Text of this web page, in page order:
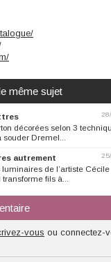
même sujet
décorées selon 3
souder Dremel...
autrement
de l’artiste Cécile
fils à...
vous ou connectez-